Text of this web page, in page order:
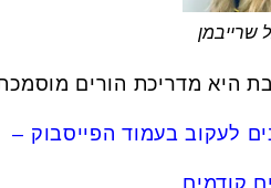
שרייבמן
היא מדריכת הורים
לעקוב בעמוד הפייסבוק –
קודמים